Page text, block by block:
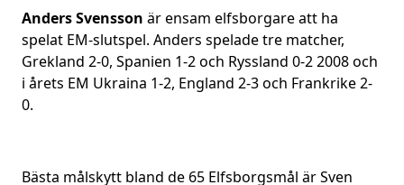
Anders Svensson är ensam elfsborgare att ha
spelat EM-slutspel. Anders spelade tre matcher,
Grekland 2-0, Spanien 1-2 och Ryssland 0-2 2008 och
i årets EM Ukraina 1-2, England 2-3 och Frankrike 2-
0.
Bästa målskytt bland de 65 Elfsborgsmål är Sven